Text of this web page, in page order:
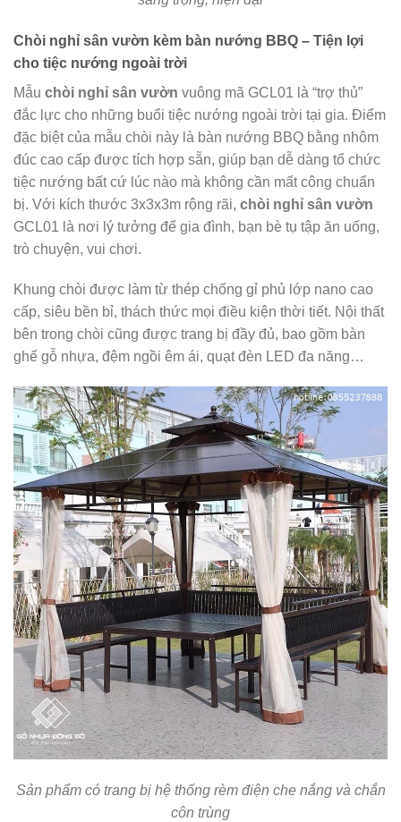
Chòi nghỉ sân vườn kèm bàn nướng BBQ – Tiện lợi
cho tiệc nướng ngoài trời
Mẫu chòi nghỉ sân vườn vuông mã GCL01 là “trợ thủ”
đắc lực cho những buổi tiệc nướng ngoài trời tại gia. Điểm
đặc biệt của mẫu chòi này là bàn nướng BBQ bằng nhôm
đúc cao cấp được tích hợp sẵn, giúp bạn dễ dàng tổ chức
tiệc nướng bất cứ lúc nào mà không cần mất công chuẩn
bị. Với kích thước 3x3x3m rộng rãi, chòi nghỉ sân vườn
GCL01 là nơi lý tưởng để gia đình, bạn bè tụ tập ăn uống,
trò chuyện, vui chơi.
Khung chòi được làm từ thép chống gỉ phủ lớp nano cao
cấp, siêu bền bỉ, thách thức mọi điều kiện thời tiết. Nội thất
bên trong chòi cũng được trang bị đầy đủ, bao gồm bàn
ghế gỗ nhựa, đệm ngồi êm ái, quạt đèn LED đa năng…
Sản phẩm có trang bị hệ thống rèm điện che nắng và chắn
côn trùng